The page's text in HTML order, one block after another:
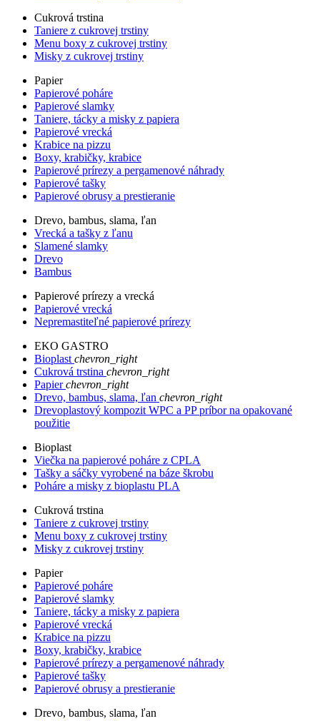
Cukrová trstina
Taniere z cukrovej trstiny
Menu boxy z cukrovej trstiny
Misky z cukrovej trstiny
Papier
Papierové poháre
Papierové slamky
Taniere, tácky a misky z papiera
Papierové vrecká
Krabice na pizzu
Boxy, krabičky, krabice
Papierové prírezy a pergamenové náhrady
Papierové tašky
Papierové obrusy a prestieranie
Drevo, bambus, slama, ľan
Vrecká a tašky z ľanu
Slamené slamky
Drevo
Bambus
Papierové prírezy a vrecká
Papierové vrecká
Nepremastiteľné papierové prírezy
EKO GASTRO
Bioplast chevron_right
Cukrová trstina chevron_right
Papierchevron_right
Drevo, bambus, slama, ľan chevron_right
Drevoplastový kompozit WPC a PP príbor na opakované
použitie
Bioplast
Viečka na papierové poháre z CPLA
Tašky a sáčky vyrobené na báze škrobu
Poháre a misky z bioplastu PLA
Cukrová trstina
Taniere z cukrovej trstiny
Menu boxy z cukrovej trstiny
Misky z cukrovej trstiny
Papier
Papierové poháre
Papierové slamky
Taniere, tácky a misky z papiera
Papierové vrecká
Krabice na pizzu
Boxy, krabičky, krabice
Papierové prírezy a pergamenové náhrady
Papierové tašky
Papierové obrusy a prestieranie
Drevo, bambus, slama, ľan